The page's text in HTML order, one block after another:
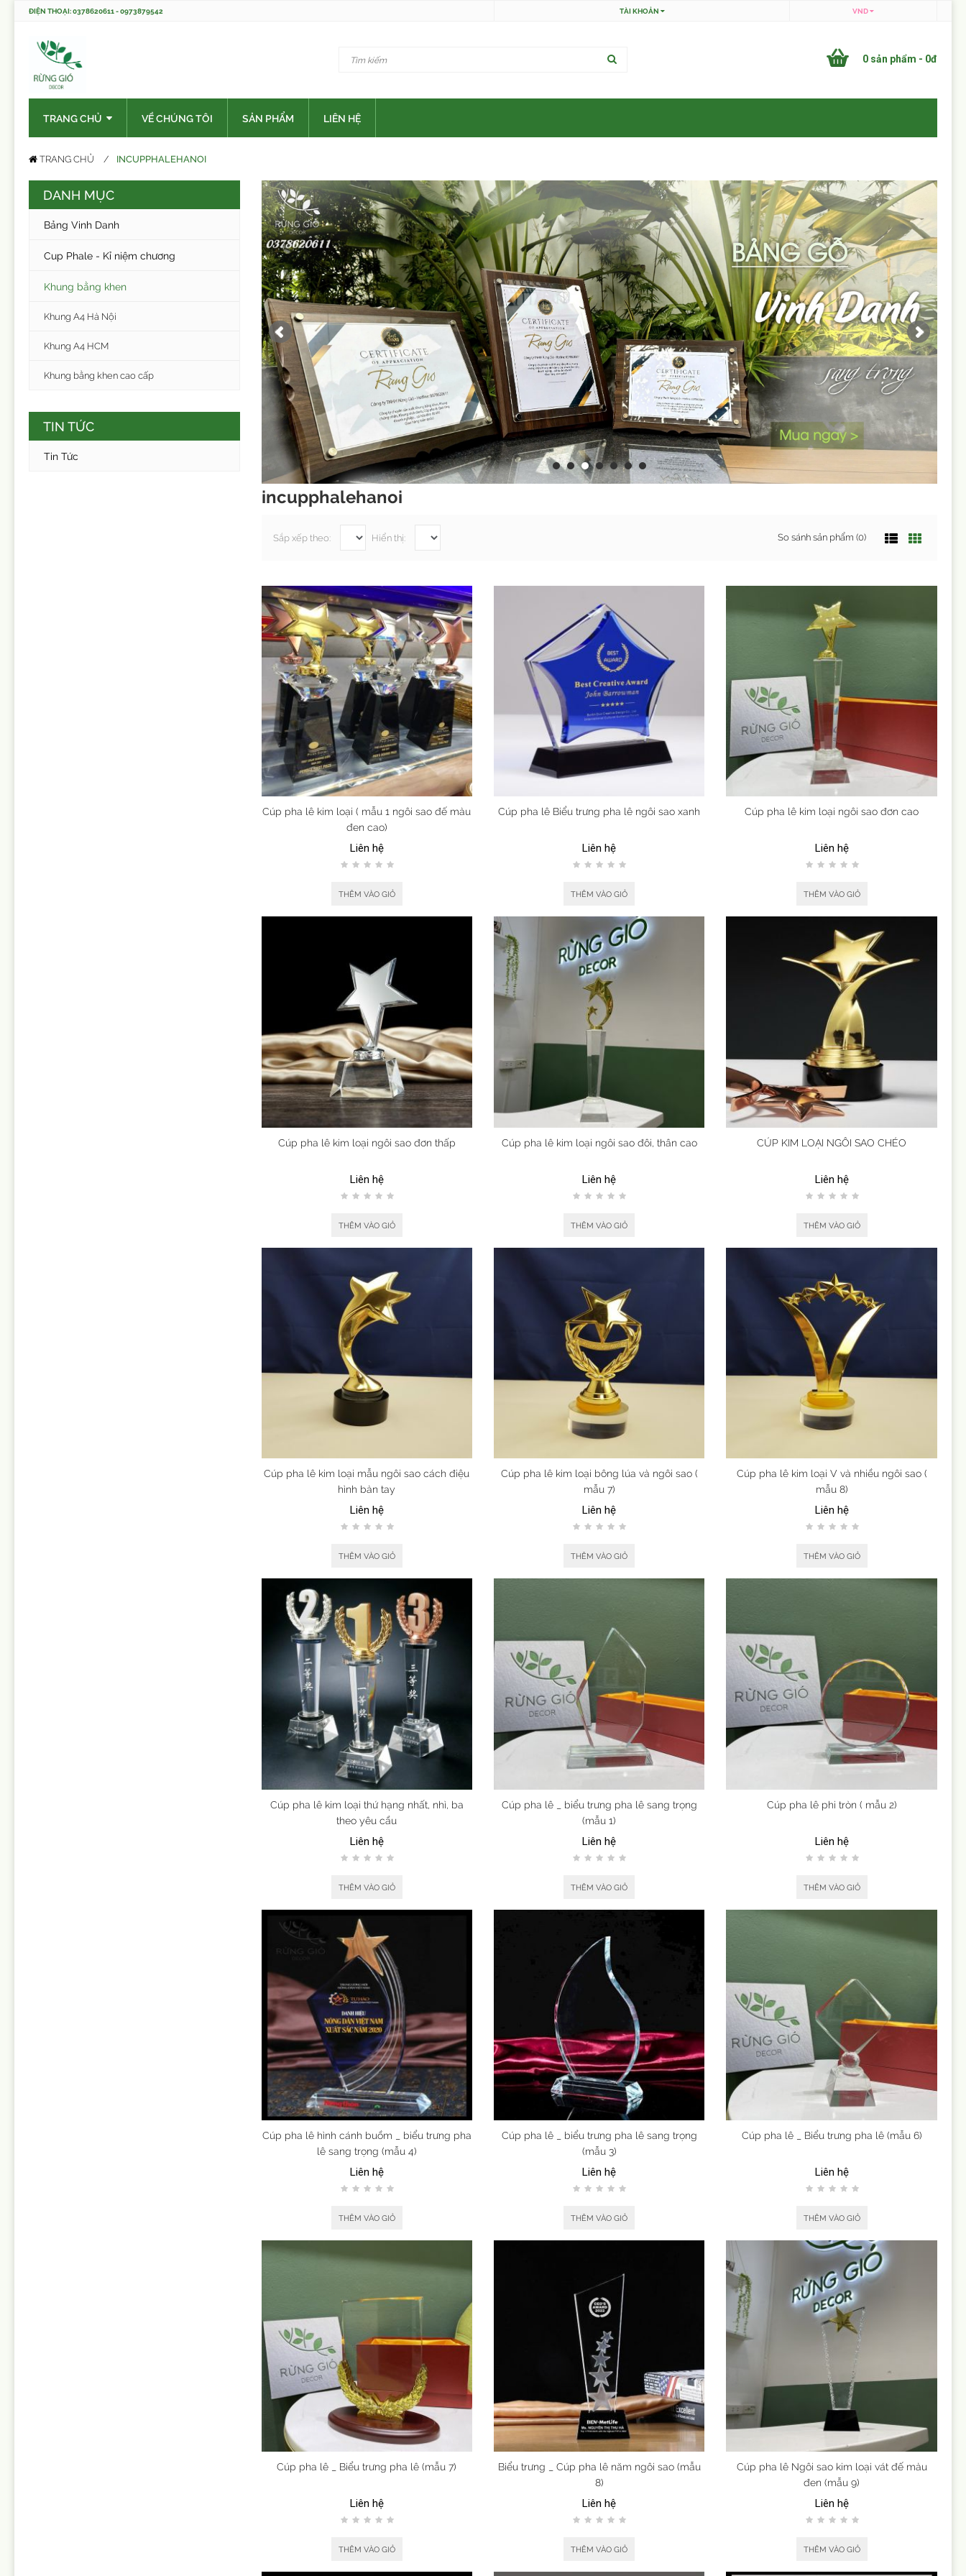
ĐIỆN THOẠI: 0378620611 - 0973879542 TÀI KHOẢN VND
0 sản phẩm - 0đ
TRANG CHỦ VỀ CHÚNG TÔI SẢN PHẨM LIÊN HỆ
TRANG CHỦ INCUPPHALEHANOI
DANH MỤC
Bảng Vinh Danh
Cup Phale - Kỉ niệm chương
Khung bằng khen
Khung A4 Hà Nội
Khung A4 HCM
Khung bằng khen cao cấp
TIN TỨC
Tin Tức
incupphalehanoi
So sánh sản phẩm (0)
Sắp xếp theo: Hiển thị:
Cúp pha lê kim loại ( mẫu 1 ngôi sao đế màu
đen cao)
Liên hệ
THÊM VÀO GIỎ
Cúp pha lê Biểu trưng pha lê ngôi sao xanh
Liên hệ
THÊM VÀO GIỎ
Cúp pha lê kim loại ngôi sao đơn cao
Liên hệ
THÊM VÀO GIỎ
Cúp pha lê kim loại ngôi sao đơn thấp
Liên hệ
THÊM VÀO GIỎ
Cúp pha lê kim loại ngôi sao đôi, thân cao
Liên hệ
THÊM VÀO GIỎ
CÚP KIM LOẠI NGÔI SAO CHÉO
Liên hệ
THÊM VÀO GIỎ
Cúp pha lê kim loại mẫu ngôi sao cách điệu
hình bàn tay
Liên hệ
THÊM VÀO GIỎ
Cúp pha lê kim loại bông lúa và ngôi sao (
mẫu 7)
Liên hệ
THÊM VÀO GIỎ
Cúp pha lê kim loại V và nhiều ngôi sao (
mẫu 8)
Liên hệ
THÊM VÀO GIỎ
Cúp pha lê kim loại thứ hạng nhất, nhì, ba
theo yêu cầu
Liên hệ
THÊM VÀO GIỎ
Cúp pha lê _ biểu trưng pha lê sang trọng
(mẫu 1)
Liên hệ
THÊM VÀO GIỎ
Cúp pha lê phi tròn ( mẫu 2)
Liên hệ
THÊM VÀO GIỎ
Cúp pha lê hình cánh buồm _ biểu trưng pha
lê sang trọng (mẫu 4)
Liên hệ
THÊM VÀO GIỎ
Cúp pha lê _ biểu trưng pha lê sang trọng
(mẫu 3)
Liên hệ
THÊM VÀO GIỎ
Cúp pha lê _ Biểu trưng pha lê (mẫu 6)
Liên hệ
THÊM VÀO GIỎ
Cúp pha lê _ Biểu trưng pha lê (mẫu 7)
Liên hệ
THÊM VÀO GIỎ
Biểu trưng _ Cúp pha lê năm ngôi sao (mẫu
8)
Liên hệ
THÊM VÀO GIỎ
Cúp pha lê Ngôi sao kim loại vát đế màu
đen (mẫu 9)
Liên hệ
THÊM VÀO GIỎ